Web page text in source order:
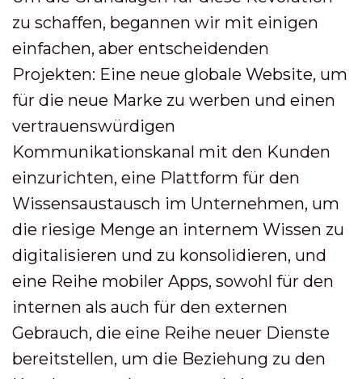
zu schaffen, begannen wir mit einigen
einfachen, aber entscheidenden
Projekten: Eine neue globale Website, um
für die neue Marke zu werben und einen
vertrauenswürdigen
Kommunikationskanal mit den Kunden
einzurichten, eine Plattform für den
Wissensaustausch im Unternehmen, um
die riesige Menge an internem Wissen zu
digitalisieren und zu konsolidieren, und
eine Reihe mobiler Apps, sowohl für den
internen als auch für den externen
Gebrauch, die eine Reihe neuer Dienste
bereitstellen, um die Beziehung zu den